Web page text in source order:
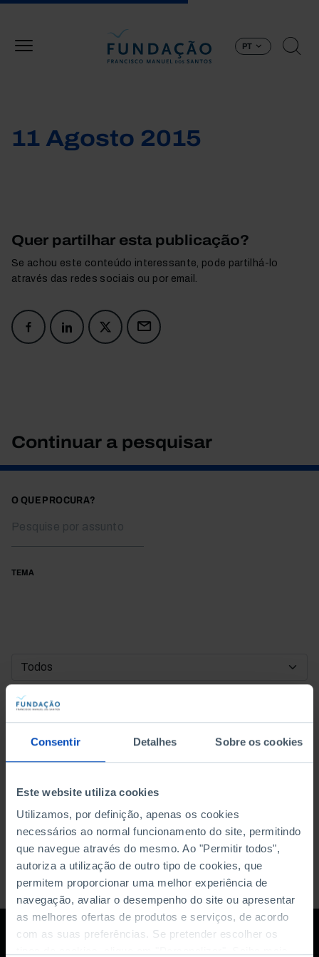
Consentir Detalhes Sobre os cookies
Este website utiliza cookies
Utilizamos, por definição, apenas os cookies
necessários ao normal funcionamento do site, permitindo
que navegue através do mesmo. Ao "Permitir todos",
autoriza a utilização de outro tipo de cookies, que
permitem proporcionar uma melhor experiência de
navegação, avaliar o desempenho do site ou apresentar
as melhores ofertas de produtos e serviços, de acordo
com as suas preferências. Se pretender escolher os
PT
11 Agosto 2015
Quer partilhar esta publicação?
Se achou este conteúdo interessante, pode partilhá-lo
através das redes sociais ou por email.
Continuar a pesquisar
O QUE PROCURA?
TEMA
DATA DE INÍCIO
DATA DE FIM